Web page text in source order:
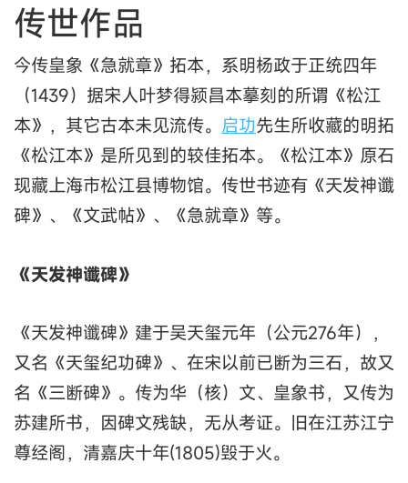
传世作品
今传皇象《急就章》拓本，系明杨政于正统四年
（1439）据宋人叶梦得颍昌本摹刻的所谓《松江
本》，其它古本未见流传。 启功先生所收藏的明拓
《松江本》是所见到的较佳拓本。《松江本》原石
现藏上海市松江县博物馆。传世书迹有《天发神谶
碑》、《文武帖》、《急就章》等。
《天发神谶碑》
《天发神谶碑》建于吴天玺元年（公元276年），
又名《天玺纪功碑》、在宋以前已断为三石，故又
名《三断碑》。传为华（核）文、皇象书，又传为
苏建所书，因碑文残缺，无从考证。旧在江苏江宁
尊经阁，清嘉庆十年(1805)毁于火。